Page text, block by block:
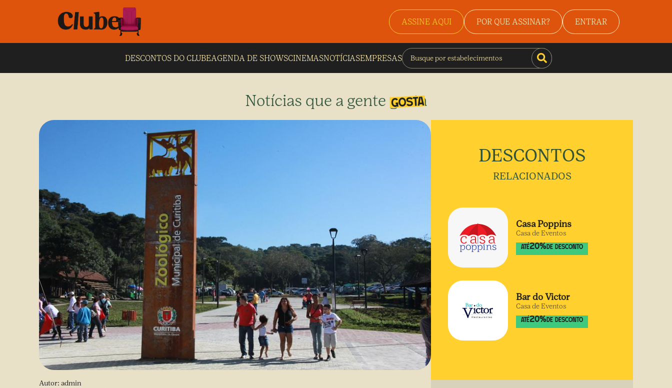
ASSINE AQUI POR QUE ASSINAR? ENTRAR
DESCONTOS DO CLUBEAGENDA DE SHOWSCINEMASNOTÍCIASEMPRESAS
Notícias que a gente gosta
Autor: admin
DESCONTOS
RELACIONADOS
Casa Poppins
Casa de Eventos
ATÉ20%DE DESCONTO
Bar do Victor
Casa de Eventos
ATÉ20%DE DESCONTO